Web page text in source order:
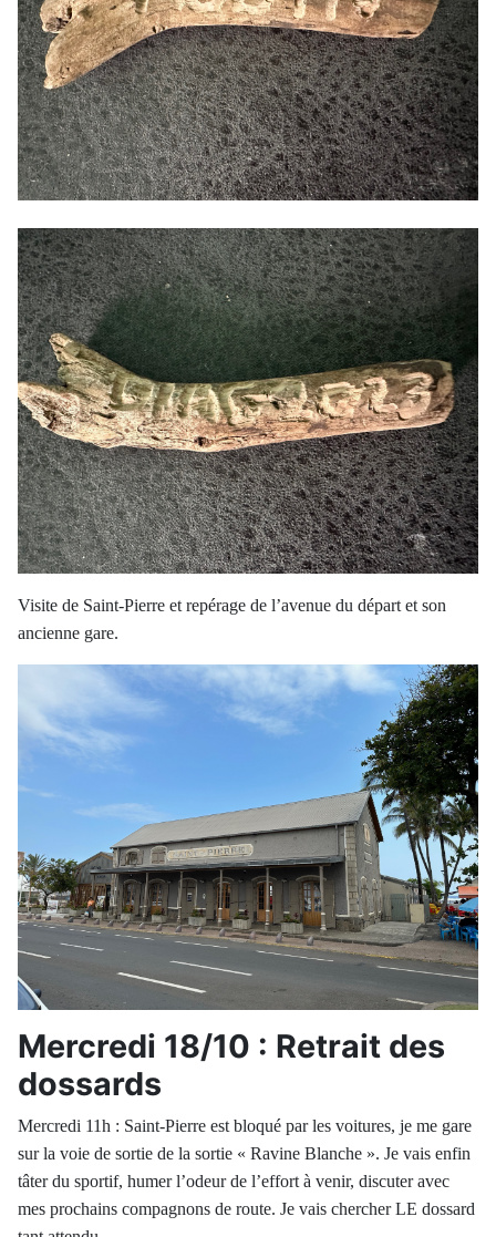
Visite de Saint-Pierre et repérage de l’avenue du départ et son
ancienne gare.
Mercredi 18/10 : Retrait des
dossards
Mercredi 11h : Saint-Pierre est bloqué par les voitures, je me gare
sur la voie de sortie de la sortie « Ravine Blanche ». Je vais enfin
tâter du sportif, humer l’odeur de l’effort à venir, discuter avec
mes prochains compagnons de route. Je vais chercher LE dossard